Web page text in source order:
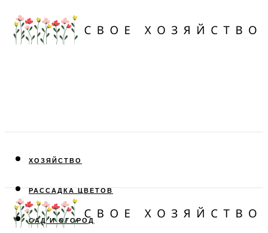
ХОЗЯЙСТВО
РАССАДКА ЦВЕТОВ
САД И ОГОРОД